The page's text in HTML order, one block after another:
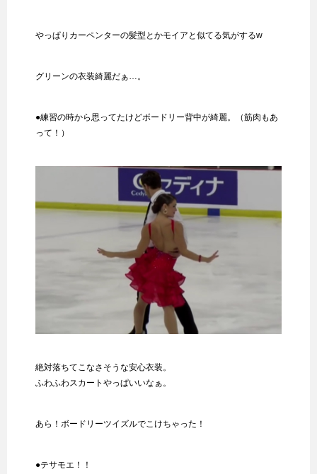
やっぱりカーペンターの髪型とかモイアと似てる気がするw
グリーンの衣装綺麗だぁ…。
●練習の時から思ってたけどボードリー背中が綺麗。（筋肉もあ
って！）
絶対落ちてこなさそうな安心衣装。
ふわふわスカートやっぱいいなぁ。
あら！ボードリーツイズルでこけちゃった！
●テサモエ！！